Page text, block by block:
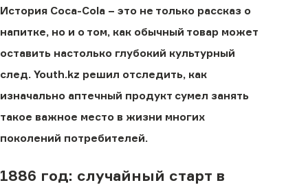
История Coca-Cola − это не только рассказ о
напитке, но и о том, как обычный товар может
оставить настолько глубокий культурный
след. Youth.kz решил отследить, как
изначально аптечный продукт сумел занять
такое важное место в жизни многих
поколений потребителей.
1886 год: случайный старт в